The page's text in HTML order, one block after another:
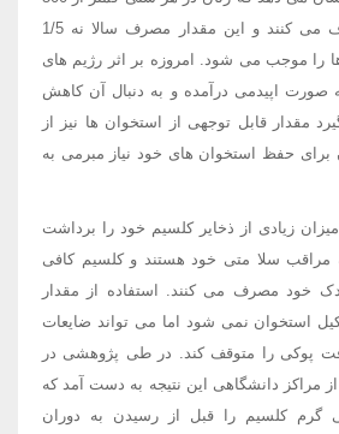
میلی گرم در روز مصرف می کنند و این مقدار مصرف سالا نه 1/5
را موجب می شود. امروزه بر اثر رژیم های
صورت اپیدمی درآمده و به دنبال آن کاهش
مقدار قابل توجهی از استخوان ها نیز از
برای حفظ استخوان های خود نیاز مبرمی به
زیادی از ذخایر کلسیم خود را برداشت
مراقب سلا متی خود هستند و کلسیم کافی
خود مصرف می کنند. استفاده از مقدار
استخوان نمی شود اما می تواند ضایعات
پوکی را متوقف کند. در طی پژوهشی در
از مراکز دانشگاهی این نتیجه به دست آمد که
روزانه 100 میلی گرم کلسیم را قبل از رسیدن به دوران